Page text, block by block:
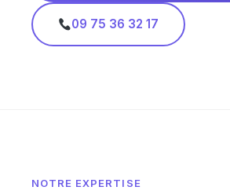
09 75 36 32 17
NOTRE EXPERTISE